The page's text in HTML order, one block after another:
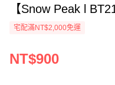
【Snow Peak l
宅配滿NT$2,000免運
NT$900